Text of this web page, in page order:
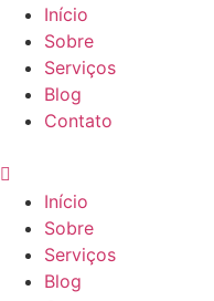
Início
Sobre
Serviços
Blog
Contato
Início
Sobre
Serviços
Blog